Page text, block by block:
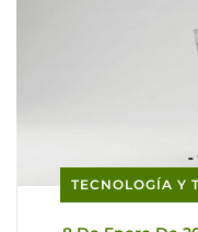
TECNOLOGÍA Y